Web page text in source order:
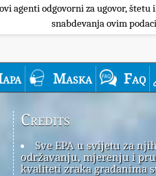
agenti odgovorni za ugovor,
snabdevanja ovim
Maska Faq
Credits
Sve EPA u svijetu za
održavanju, mjerenju i
kvaliteti zraka građanima